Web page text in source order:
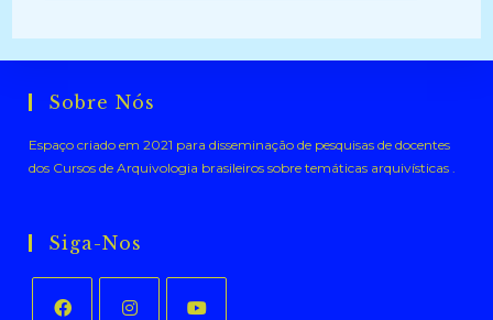
Sobre Nós
Espaço criado em 2021 para disseminação de pesquisas de docentes
dos Cursos de Arquivologia brasileiros sobre temáticas arquivísticas .
Siga-Nos